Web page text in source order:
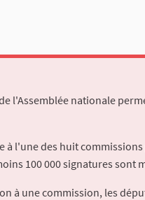
l'Assemblée nationale
à l'une des huit
100 000 signatures sont
à une commission, les